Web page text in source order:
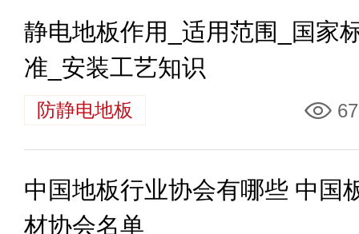
静电地板作用_适用范围_国家
准_安装工艺知识
防静电地板
中国地板行业协会有哪些 中国
材协会名单